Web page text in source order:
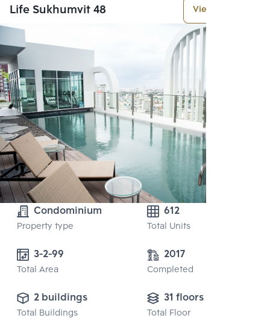
Life Sukhumvit 48 View More
Condominium
Property type
612
Total Units
Total Area
2017
Completed
2 buildings
Total Buildings
31 floors
Total Floor